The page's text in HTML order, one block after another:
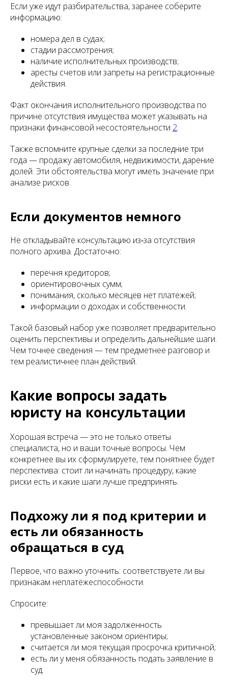
Если уже идут разбирательства, заранее соберите
информацию:
номера дел в судах;
стадии рассмотрения;
наличие исполнительных производств;
аресты счетов или запреты на регистрационные
действия.
Факт окончания исполнительного производства по
причине отсутствия имущества может указывать на
признаки финансовой несостоятельности 2.
Также вспомните крупные сделки за последние три
года — продажу автомобиля, недвижимости, дарение
долей. Эти обстоятельства могут иметь значение при
анализе рисков.
Если документов немного
Не откладывайте консультацию из‑за отсутствия
полного архива. Достаточно:
перечня кредиторов;
ориентировочных сумм;
понимания, сколько месяцев нет платежей;
информации о доходах и собственности.
Такой базовый набор уже позволяет предварительно
оценить перспективы и определить дальнейшие шаги.
Чем точнее сведения — тем предметнее разговор и
тем реалистичнее план действий.
Какие вопросы задать
юристу на консультации
Хорошая встреча — это не только ответы
специалиста, но и ваши точные вопросы. Чем
конкретнее вы их сформулируете, тем понятнее будет
перспектива: стоит ли начинать процедуру, какие
риски есть и какие шаги лучше предпринять.
Подхожу ли я под критерии и
есть ли обязанность
обращаться в суд
Первое, что важно уточнить: соответствуете ли вы
признакам неплатёжеспособности.
Спросите:
превышает ли моя задолженность
установленные законом ориентиры;
считается ли моя текущая просрочка критичной;
есть ли у меня обязанность подать заявление в
суд.